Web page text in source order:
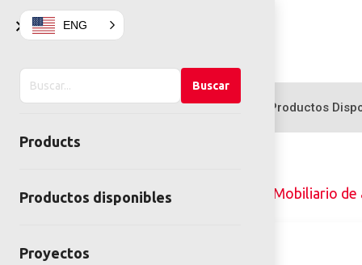
Products Productos
Home Mobiliario Urbano Mobiliario de
×
Buscar
en
Buscar
Products
Productos disponibles
Proyectos
ENG